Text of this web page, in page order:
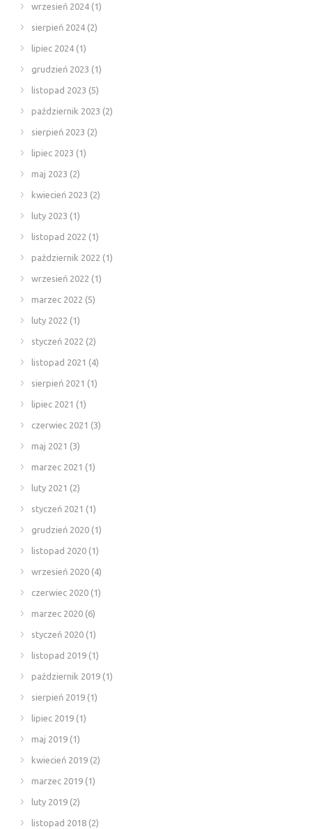
wrzesień 2024 (1)
sierpień 2024 (2)
lipiec 2024 (1)
grudzień 2023 (1)
listopad 2023 (5)
październik 2023 (2)
sierpień 2023 (2)
lipiec 2023 (1)
maj 2023 (2)
kwiecień 2023 (2)
luty 2023 (1)
listopad 2022 (1)
październik 2022 (1)
wrzesień 2022 (1)
marzec 2022 (5)
luty 2022 (1)
styczeń 2022 (2)
listopad 2021 (4)
sierpień 2021 (1)
lipiec 2021 (1)
czerwiec 2021 (3)
maj 2021 (3)
marzec 2021 (1)
luty 2021 (2)
styczeń 2021 (1)
grudzień 2020 (1)
listopad 2020 (1)
wrzesień 2020 (4)
czerwiec 2020 (1)
marzec 2020 (6)
styczeń 2020 (1)
listopad 2019 (1)
październik 2019 (1)
sierpień 2019 (1)
lipiec 2019 (1)
maj 2019 (1)
kwiecień 2019 (2)
marzec 2019 (1)
luty 2019 (2)
listopad 2018 (2)